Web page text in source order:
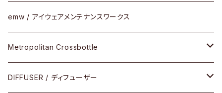
その他
メタルフレーム
コンビネーション
セル
メタル
コンビ
emw / アイウェアメンテナンスワークス
Metropolitan Crossbottle
30cm×30cm
DIFFUSER / ディフューザー